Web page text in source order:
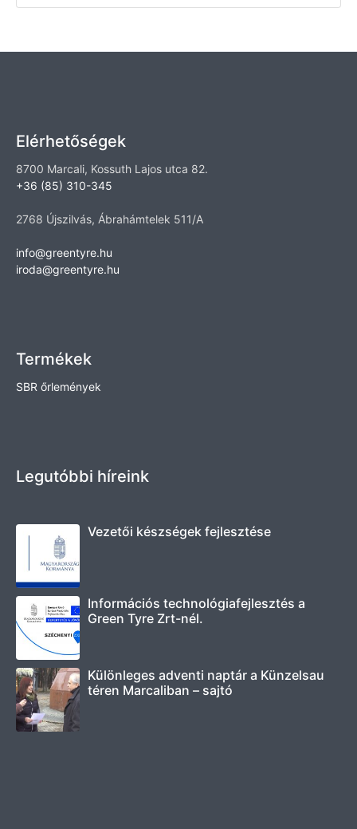
Elérhetőségek
8700 Marcali, Kossuth Lajos utca 82.
+36 (85) 310-345
2768 Újszilvás, Ábrahámtelek 511/A
info@greentyre.hu
iroda@greentyre.hu
Termékek
SBR őrlemények
Legutóbbi híreink
Vezetői készségek fejlesztése
Információs technológiafejlesztés a
Green Tyre Zrt-nél.
Különleges adventi naptár a Künzelsau
téren Marcaliban – sajtó